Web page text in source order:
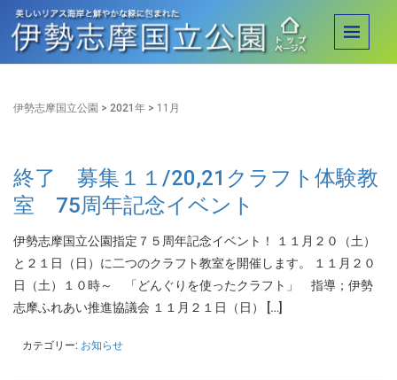
伊勢志摩国立公園 > 2021年 > 11月
終了 募集１１/20,21クラフト体験教
室 75周年記念イベント
伊勢志摩国立公園指定７５周年記念イベント！ １１月２０（土）
と２１日（日）に二つのクラフト教室を開催します。 １１月２０
日（土）１０時～ 「どんぐりを使ったクラフト」 指導；伊勢
志摩ふれあい推進協議会 １１月２１日（日） […]
カテゴリー: お知らせ